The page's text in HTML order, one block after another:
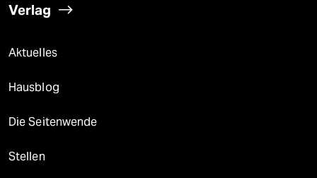
Verlag
Aktuelles
Hausblog
Die Seitenwende
Stellen